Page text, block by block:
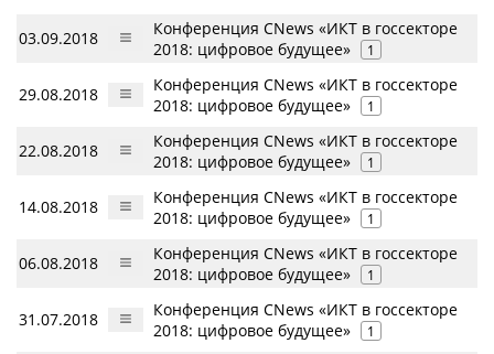
03.09.2018
Конференция CNews «ИКТ в госсекторе
2018: цифровое будущее»
1
29.08.2018
Конференция CNews «ИКТ в госсекторе
2018: цифровое будущее»
1
22.08.2018
Конференция CNews «ИКТ в госсекторе
2018: цифровое будущее»
1
14.08.2018
Конференция CNews «ИКТ в госсекторе
2018: цифровое будущее»
1
06.08.2018
Конференция CNews «ИКТ в госсекторе
2018: цифровое будущее»
1
31.07.2018
Конференция CNews «ИКТ в госсекторе
2018: цифровое будущее»
1